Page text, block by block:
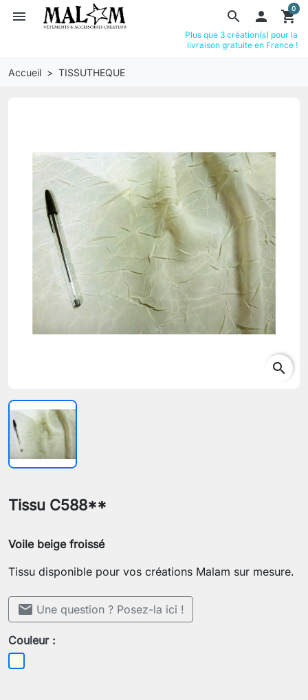
search
menu  shopping_cart
0
Plus que 3 création(s) pour la
livraison gratuite en France !
Accueil TISSUTHEQUE
search
Tissu C588**
Voile beige froissé
Tissu disponible pour vos créations Malam sur mesure.
mail Une question ? Posez-la ici !
Couleur :
Beige